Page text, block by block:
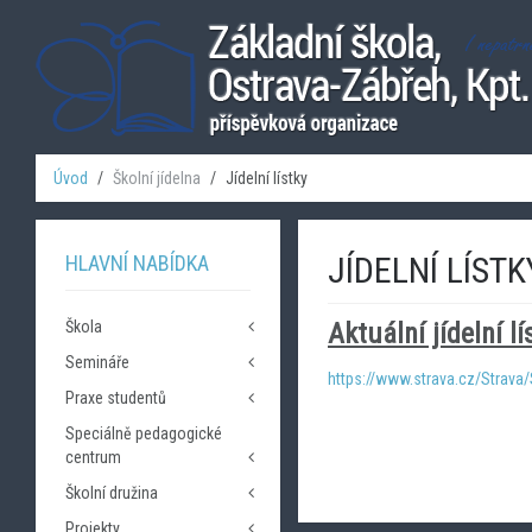
Úvod Školní jídelna Jídelní lístky
JÍDELNÍ
Aktuální jídelní
https://www.strava.cz/
HLAVNÍ NABÍDKA
Škola
Úvod - Základní informace
Kontakty
Dokumenty
Semináře
Seznam seminářů
Praxe studentů
Kontakty
Speciálně pedagogické
centrum
Úvod
Kontakty
Školní družina